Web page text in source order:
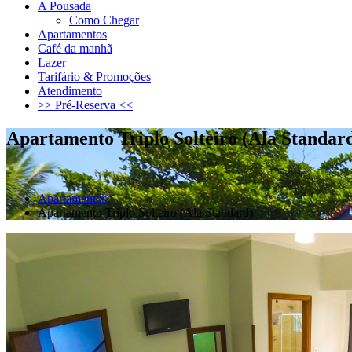
A Pousada
Como Chegar
Apartamentos
Café da manhã
Lazer
Tarifário & Promoções
Atendimento
>> Pré-Reserva <<
Apartamento Triplo Solteiro (Ala
Apartamentos
Apartamento Triplo Solteiro (Ala Standard)